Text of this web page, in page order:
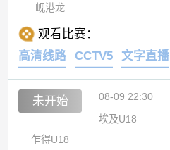
岘港龙
观看比赛：
高清线路
CCTV5 文字直播
未开始 08-09 22:30
埃及U18
乍得U18